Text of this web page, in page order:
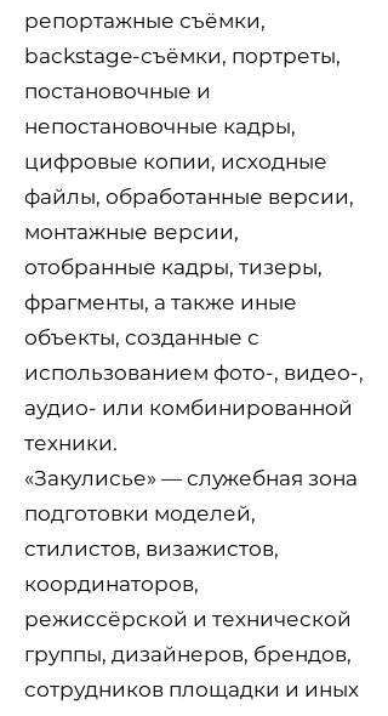
репортажные съёмки,
backstage-съёмки, портреты,
постановочные и
непостановочные кадры,
цифровые копии, исходные
файлы, обработанные версии,
монтажные версии,
отобранные кадры, тизеры,
фрагменты, а также иные
объекты, созданные с
использованием фото-, видео-,
аудио- или комбинированной
техники.
«Закулисье» — служебная зона
подготовки моделей,
стилистов, визажистов,
координаторов,
режиссёрской и технической
группы, дизайнеров, брендов,
сотрудников площадки и иных